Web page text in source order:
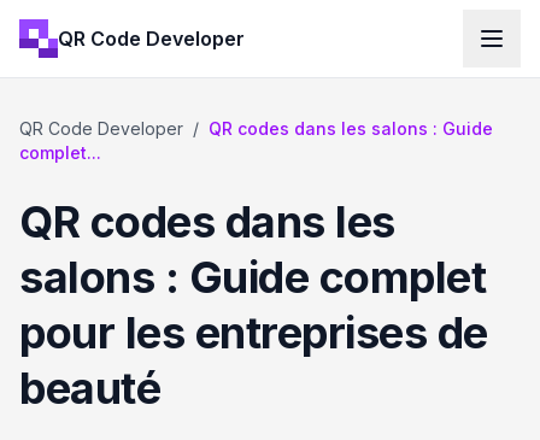
QR Code Developer
QR Code Developer / QR codes dans les salons : Guide
complet...
QR codes dans les
salons : Guide complet
pour les entreprises de
beauté